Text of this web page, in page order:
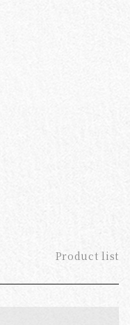
Product list